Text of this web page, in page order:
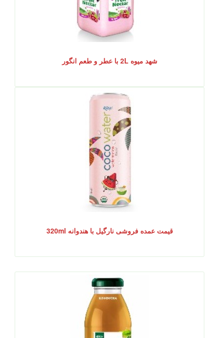
شهد میوه 2L با عطر و طعم انگور
قیمت عمده فروشی نارگیل با هندوانه 320ml